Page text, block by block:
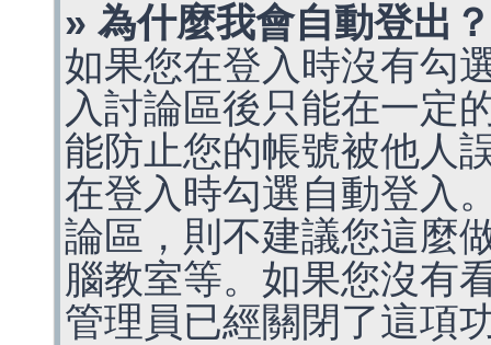
» 為什麼我會自動登出？
如果您在登入時沒有勾
入討論區後只能在一定
能防止您的帳號被他人
在登入時勾選自動登入
論區，則不建議您這麼
腦教室等。如果您沒有
管理員已經關閉了這項